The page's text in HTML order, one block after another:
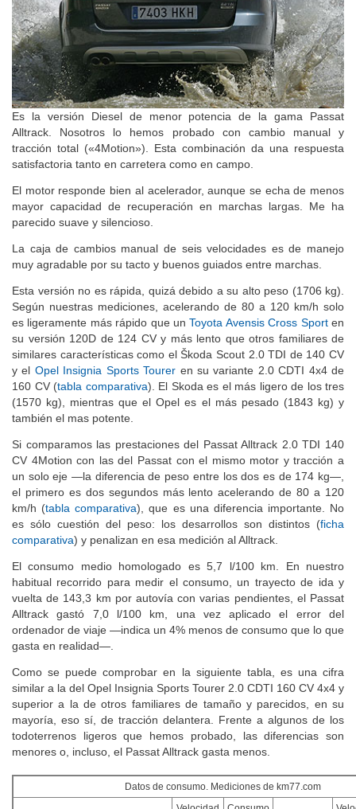
Es la versión Diesel de menor potencia de la gama Passat
Alltrack. Nosotros lo hemos probado con cambio manual y
tracción total («4Motion»). Esta combinación da una respuesta
El motor responde bien al acelerador, aunque se echa de menos
mayor capacidad de recuperación en marchas largas. Me ha
La caja de cambios manual de seis velocidades es de manejo
Esta versión no es rápida, quizá debido a su alto peso (1706 kg).
Según nuestras mediciones, acelerando de 80 a 120 km/h solo
es ligeramente más rápido que unToyota Avensis Cross Sport en
su versión 120D de 124 CV y más lento que otros familiares de
similares características como el Škoda Scout 2.0 TDI de 140 CV
y el Opel Insignia Sports Toureren su variante 2.0 CDTI 4x4 de
160 CV (tabla comparativa). El Skoda es el más ligero de los tres
(1570 kg), mientras que el Opel es el más pesado (1843 kg) y
Si comparamos las prestaciones del Passat Alltrack 2.0 TDI 140
CV 4Motion con las del Passat con el mismo motor y tracción a
un solo eje —la diferencia de peso entre los dos es de 174 kg—,
el primero es dos segundos más lento acelerando de 80 a 120
km/h (tabla comparativa), que es una diferencia importante. No
es sólo cuestión del peso: los desarrollos son distintos (
El consumo medio homologado es 5,7 l/100 km. En nuestro
habitual recorrido para medir el consumo, un trayecto de ida y
vuelta de 143,3 km por autovía con varias pendientes, el Passat
Alltrack gastó 7,0 l/100 km, una vez aplicado el error del
ordenador de viaje —indica un 4% menos de consumo que lo que
Como se puede comprobar en la siguiente tabla, es una cifra
similar a la del Opel Insignia Sports Tourer 2.0 CDTI 160 CV 4x4 y
superior a la de otros familiares de tamaño y parecidos, en su
mayoría, eso sí, de tracción delantera. Frente a algunos de los
todoterrenos ligeros que hemos probado, las diferencias son
Datos de consumo. Mediciones de km77.com